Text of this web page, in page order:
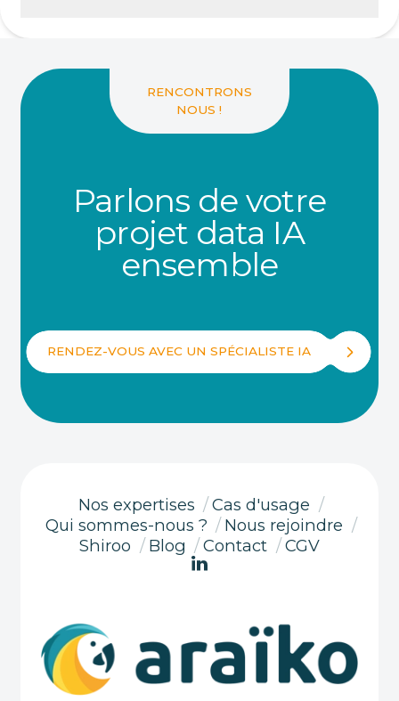
RENCONTRONS
NOUS !
Parlons de votre
projet data IA
ensemble
RENDEZ-VOUS AVEC UN SPÉCIALISTE IA
Nos expertises /Cas d'usage /
Qui sommes-nous ? /Nous rejoindre /
Shiroo / Blog /Contact /CGV
Beaucoup